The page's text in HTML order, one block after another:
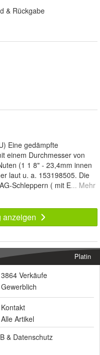
& Rückgabe
Eine gedämpfte
einem Durchmesser von
(1 1 8" - 23,4mm innen
laut u. a. 153198505. Die
Schleppern ( mit E... Mehr
anzeigen
Platin
3864 Verkäufe
Gewerblich
Kontakt
Alle Artikel
& Datenschutz